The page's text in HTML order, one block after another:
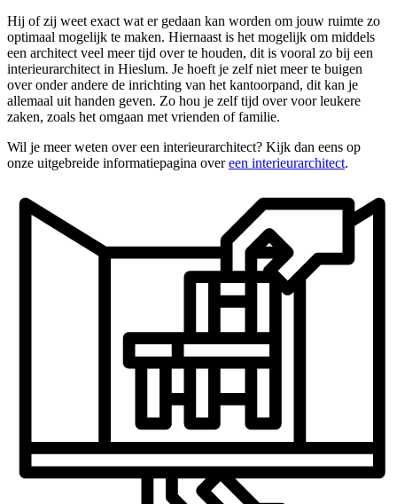
Hij of zij weet exact wat er gedaan kan worden om jouw ruimte zo
optimaal mogelijk te maken. Hiernaast is het mogelijk om middels
een architect veel meer tijd over te houden, dit is vooral zo bij een
interieurarchitect in Hieslum. Je hoeft je zelf niet meer te buigen
over onder andere de inrichting van het kantoorpand, dit kan je
allemaal uit handen geven. Zo hou je zelf tijd over voor leukere
zaken, zoals het omgaan met vrienden of familie.
Wil je meer weten over een interieurarchitect? Kijk dan eens op
onze uitgebreide informatiepagina overeen interieurarchitect.